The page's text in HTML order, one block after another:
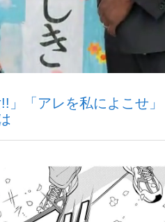
時価総額が一時トヨタ超え...
」「アレを私によこせ